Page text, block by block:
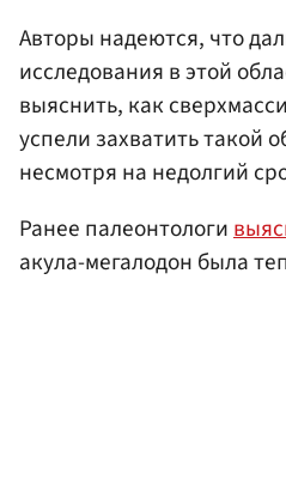
Авторы надеются, что
исследования в этой
выяснить, как
успели захватить такой
несмотря на недолгий
Ранее палеонтологи
акула-мегалодон была